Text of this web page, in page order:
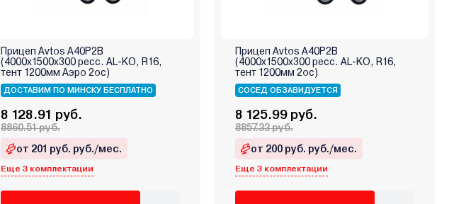
Прицеп Avtos A40P2B
(4000х1500х300 ресс. AL-KO, R16,
тент 1200мм Аэро 2ос)
ДОСТАВИМ ПО МИНСКУ БЕСПЛАТНО
8 128.91 руб.
8860.51 руб.
от 201 руб. руб./мес.
Еще 3 комплектации
Прицеп Avtos A40P2B
(4000х1500х300 ресс. AL-KO, R16,
тент 1200мм 2ос)
СОСЕД ОБЗАВИДУЕТСЯ
8 125.99 руб.
8857.33 руб.
от 200 руб. руб./мес.
Еще 3 комплектации